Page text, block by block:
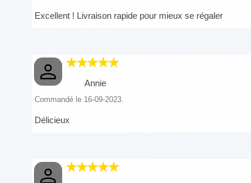
Excellent ! Livraison rapide pour mieux se régaler
Annie
Commandé le 16-09-2023.
Délicieux